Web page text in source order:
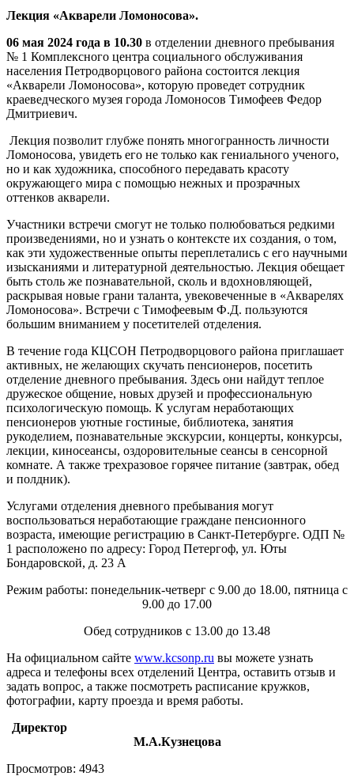
Лекция «Акварели Ломоносова».
06 мая 2024 года в 10.30 в отделении дневного пребывания
№ 1 Комплексного центра социального обслуживания
населения Петродворцового района состоится лекция
«Акварели Ломоносова», которую проведет сотрудник
краеведческого музея города Ломоносов Тимофеев Федор
Дмитриевич.
Лекция позволит глубже понять многогранность личности
Ломоносова, увидеть его не только как гениального ученого,
но и как художника, способного передавать красоту
окружающего мира с помощью нежных и прозрачных
оттенков акварели.
Участники встречи смогут не только полюбоваться редкими
произведениями, но и узнать о контексте их создания, о том,
как эти художественные опыты переплетались с его научными
изысканиями и литературной деятельностью. Лекция обещает
быть столь же познавательной, сколь и вдохновляющей,
раскрывая новые грани таланта, увековеченные в «Акварелях
Ломоносова». Встречи с Тимофеевым Ф.Д. пользуются
большим вниманием у посетителей отделения.
В течение года КЦСОН Петродворцового района приглашает
активных, не желающих скучать пенсионеров, посетить
отделение дневного пребывания. Здесь они найдут теплое
дружеское общение, новых друзей и профессиональную
психологическую помощь. К услугам неработающих
пенсионеров уютные гостиные, библиотека, занятия
рукоделием, познавательные экскурсии, концерты, конкурсы,
лекции, киносеансы, оздоровительные сеансы в сенсорной
комнате. А также трехразовое горячее питание (завтрак, обед
и полдник).
Услугами отделения дневного пребывания могут
воспользоваться неработающие граждане пенсионного
возраста, имеющие регистрацию в Санкт-Петербурге. ОДП №
1 расположено по адресу: Город Петергоф, ул. Юты
Бондаровской, д. 23 А
Режим работы: понедельник-четверг с 9.00 до 18.00, пятница с
9.00 до 17.00
Обед сотрудников с 13.00 до 13.48
На официальном сайте www.kcsonp.ru вы можете узнать
адреса и телефоны всех отделений Центра, оставить отзыв и
задать вопрос, а также посмотреть расписание кружков,
фотографии, карту проезда и время работы.
Директор
М.А.Кузнецова
Просмотров: 4943